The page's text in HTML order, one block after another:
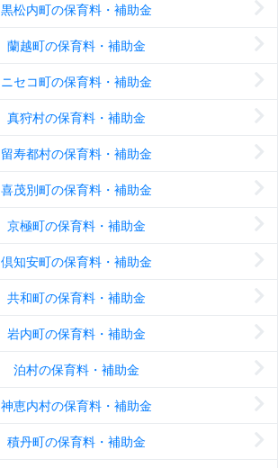
黒松内町の保育料・補助金
蘭越町の保育料・補助金
ニセコ町の保育料・補助金
真狩村の保育料・補助金
留寿都村の保育料・補助金
喜茂別町の保育料・補助金
京極町の保育料・補助金
倶知安町の保育料・補助金
共和町の保育料・補助金
岩内町の保育料・補助金
泊村の保育料・補助金
神恵内村の保育料・補助金
積丹町の保育料・補助金